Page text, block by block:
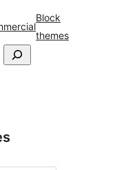
Block
themes